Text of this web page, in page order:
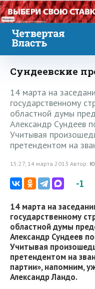
Реклама
Сундеевские
14 марта на
государственному
областной думы
Александр Сундеев
Учитывая
претендентом на
15:27, 14 марта 2013 Автор:
-1
14 марта на
государственному
областной думы
Александр Сундеев
Учитывая
претендентом на
партии», напомним,
Александр Ландо.